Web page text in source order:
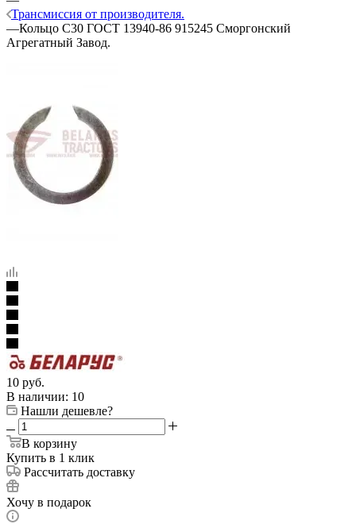
Трансмиссия от производителя.
—Кольцо С30 ГОСТ 13940-86 915245 Сморгонский
Агрегатный Завод.
10 руб.
В наличии: 10
Нашли дешевле?
В корзину
Купить в 1 клик
Рассчитать доставку
Хочу в подарок